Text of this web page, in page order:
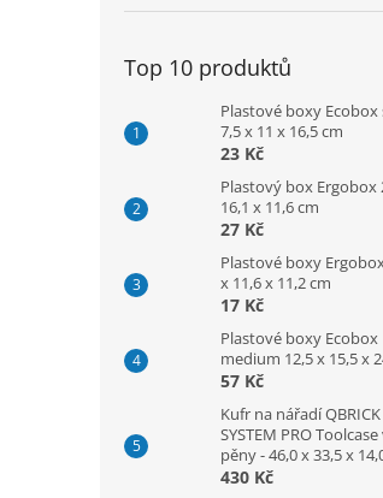
Top 10 produktů
Plastové boxy Ecobox
7,5 x 11 x 16,5 cm
23 Kč
Plastový box Ergobox
16,1 x 11,6 cm
27 Kč
Plastové boxy
x 11,6 x 11,2 cm
17 Kč
Plastové boxy Ecobox
medium 12,5 x 15,5 x
57 Kč
Kufr na nářadí QBRICK
SYSTEM PRO
pěny - 46,0 x 33,5 x
430 Kč